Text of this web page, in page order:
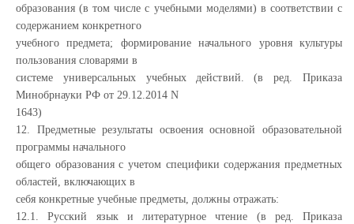
образования (в том числе с учебными моделями) в соответствии с
содержанием конкретного
учебного предмета; формирование начального уровня культуры
пользования словарями в
системе универсальных учебных действий. (в ред. Приказа
Минобрнауки РФ от 29.12.2014 N
1643)
12. Предметные результаты освоения основной образовательной
программы начального
общего образования с учетом специфики содержания предметных
областей, включающих в
себя конкретные учебные предметы, должны отражать:
12.1. Русский язык и литературное чтение (в ред. Приказа